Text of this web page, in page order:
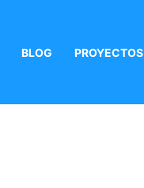
BLOG PROYECTOS